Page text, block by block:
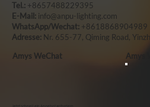
Tel.: +8657488229395
E-Mail: info@anpu-lighting.com
WhatsApp/Wechat: +8618868904989
Adresse: Nr. 655-77, Qiming Road,
Amys WeChat
Amys